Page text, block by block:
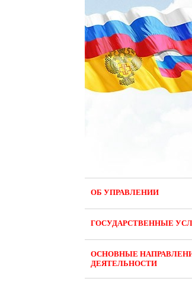
ОБ УПРАВЛЕНИИ
ГОСУДАРСТВЕННЫЕ
ОСНОВНЫЕ
ДЕЯТЕЛЬНОСТИ